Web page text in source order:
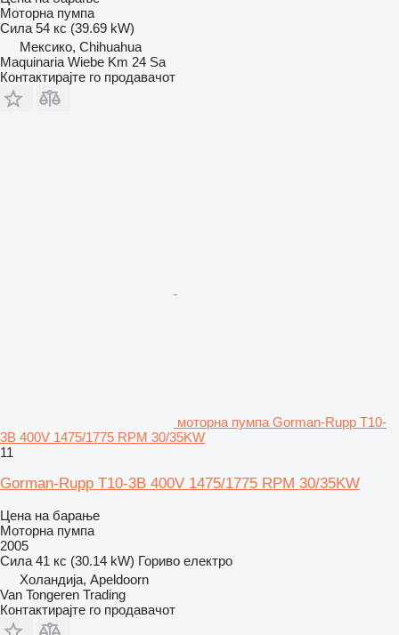
Моторна пумпа
Сила 54 кс (39.69 kW)
Мексико, Chihuahua
Maquinaria Wiebe Km 24 Sa
Контактирајте го продавачот
моторна пумпа Gorman-Rupp T10-
3B 400V 1475/1775 RPM 30/35KW
11
Gorman-Rupp T10-3B 400V 1475/1775 RPM 30/35KW
Цена на барање
Моторна пумпа
2005
Сила 41 кс (30.14 kW) Гориво електро
Холандија, Apeldoorn
Van Tongeren Trading
Контактирајте го продавачот